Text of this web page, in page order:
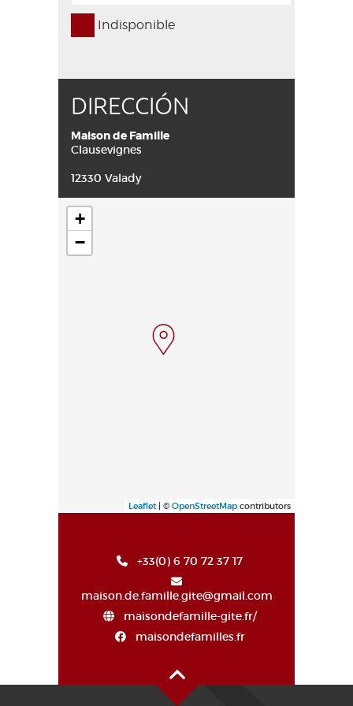
Indisponible
DIRECCIÓN
Maison de Famille
Clausevignes
12330 Valady
+
−
Leaflet| © OpenStreetMap contributors
+33(0) 6 70 72 37 17
maison.de.famille.gite@gmail.com
maisondefamille-gite.fr/
maisondefamilles.fr